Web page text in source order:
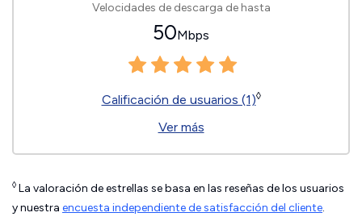
Velocidades de descarga de hasta
50Mbps
Calificación de usuarios (1)◊
Ver más
◊ La valoración de estrellas se basa en las reseñas de los usuarios
y nuestra encuesta independiente de satisfacción del cliente.